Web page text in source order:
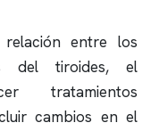
entre los
del tiroides, el
tratamientos
cambios en el